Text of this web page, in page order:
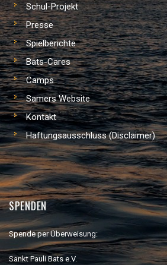
Schul-Projekt
Presse
Spielberichte
Bats-Cares
Camps
Samers Website
Kontakt
Haftungsausschluss (Disclaimer)
SPENDEN
Spende per Überweisung:
Sankt Pauli Bats e.V.